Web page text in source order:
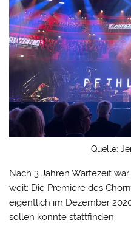
Quelle:
Nach 3 Jahren Wartezeit
weit: Die Premiere des
eigentlich im Dezember
sollen konnte stattfinden.